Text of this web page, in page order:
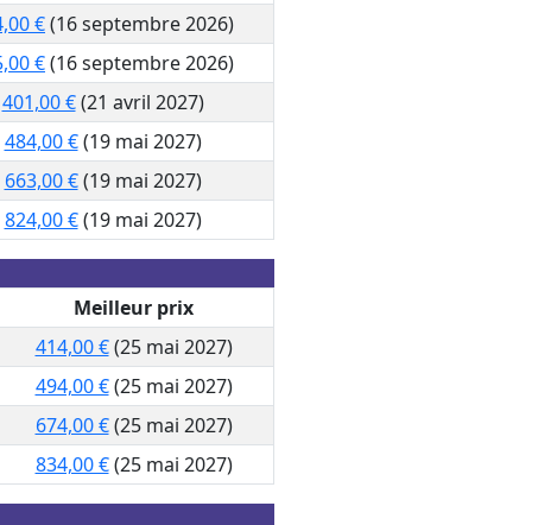
€(16 septembre 2026)
€(16 septembre 2026)
401,00 €(21 avril 2027)
484,00 €(19 mai 2027)
663,00 €(19 mai 2027)
824,00 €(19 mai 2027)
Meilleur prix
414,00 €(25 mai 2027)
494,00 €(25 mai 2027)
674,00 €(25 mai 2027)
834,00 €(25 mai 2027)